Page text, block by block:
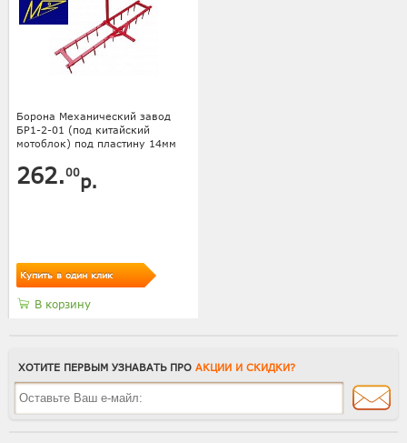
Борона Механический завод
БР1-2-01 (под китайский
мотоблок) под пластину 14мм
262.00р.
Купить в один клик
В корзину
ХОТИТЕ ПЕРВЫМ УЗНАВАТЬ ПРО АКЦИИ И СКИДКИ?